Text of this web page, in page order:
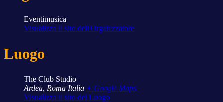
Eventimusica
Visualizza il sito dell'Organizzatore
Luogo
The Club Studio
Ardea Roma Italia + Google Maps
Visualizza il sito del Luogo